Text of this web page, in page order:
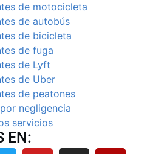
de motocicleta
de autobús
de bicicleta
de fuga
de Lyft
de Uber
de peatones
negligencia
servicios
EN: